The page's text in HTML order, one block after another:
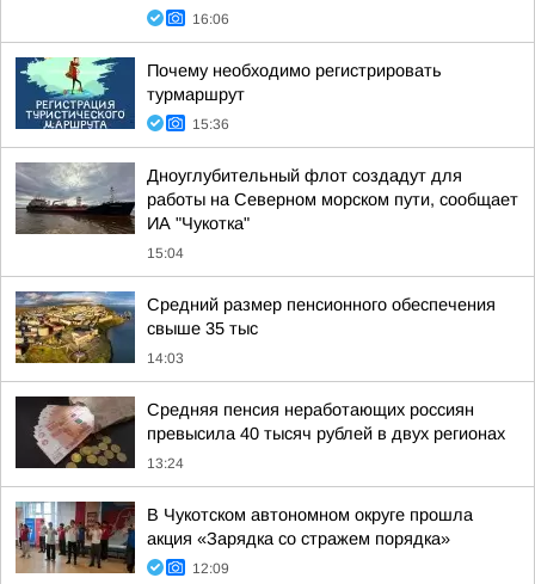
16:06
Почему необходимо регистрировать
турмаршрут
15:36
Дноуглубительный флот создадут для
работы на Северном морском пути, сообщает
ИА "Чукотка"
15:04
Средний размер пенсионного обеспечения
свыше 35 тыс
14:03
Средняя пенсия неработающих россиян
превысила 40 тысяч рублей в двух регионах
13:24
В Чукотском автономном округе прошла
акция «Зарядка со стражем порядка»
12:09